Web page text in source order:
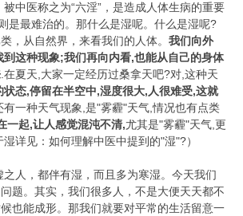
医称之为“六淫”，是造成人体生病的重要
是最难治的。那什么是湿呢。什么是湿呢?
，从自然界，来看我们的人体。我们向外
到这种现象;我们再向内看,也能从自己的身体
.在夏天,大家一定经历过桑拿天吧?对,这种天
状态,停留在半空中,湿度很大,人很难受,这就
有一种天气现象,是"雾霾"天气,情况也有点类
一起,让人感觉混沌不清,尤其是"雾霾"天气,更
湿详见：如何理解中医中提到的"湿"?）
，都伴有湿，而且多为寒湿。今天我们
题。其实，我们很多人，不是大便天天都不
也能成形。那我们就要对平常的生活留意一